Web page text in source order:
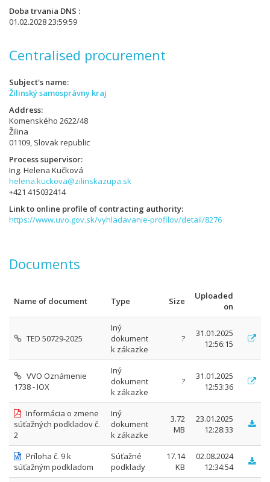
Doba trvania DNS
01.02.2028 23:59:59
Centralised procurement
Subject's name
Žilinský samosprávny kraj
Address
Komenského 2622/48
Žilina
01109, Slovak republic
Process supervisor
Ing. Helena Kučková
helena.kuckova@zilinskazupa.sk
+421 415032414
Link to online profile of contracting authority
https://www.uvo.gov.sk/vyhladavanie-profilov/detail/8276
Documents
Name of document Type Size
Uploaded
on
TED 50729-2025
Iný
dokument
k zákazke
?
31.01.2025
12:56:15
VVO Oznámenie
1738 - IOX
Iný
dokument
k zákazke
?
31.01.2025
12:53:36
Informácia o zmene
súťažných podkladov č.
2
Iný
dokument
k zákazke
3.72
MB
23.01.2025
12:28:33
Príloha č. 9 k
súťažným podkladom
Súťažné
podklady
17.14
KB
02.08.2024
12:34:54